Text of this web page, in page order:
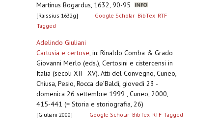
Martinus Bogardus, 1632, 90-95
[Raissius 1632g] Google Scholar BibTex RTF
Tagged
Adelindo Giuliani
Cartusia e certose, in: Rinaldo Comba & Grado
Giovanni Merlo (eds.), Certosini e cistercensi in
Italia (secoli XII - XV). Atti del Convegno, Cuneo,
Chiusa, Pesio, Rocca de’Baldi, giovedi 23 -
domenica 26 settembre 1999 , Cuneo, 2000,
415-441 (= Storia e storiografia, 26)
[Giuliani 2000] Google Scholar BibTex RTF Tagged